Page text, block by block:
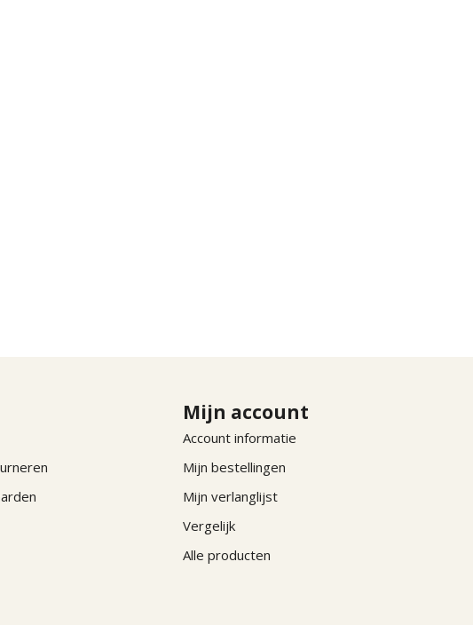
Mijn account
Account informatie
Mijn bestellingen
Mijn verlanglijst
Vergelijk
Alle producten